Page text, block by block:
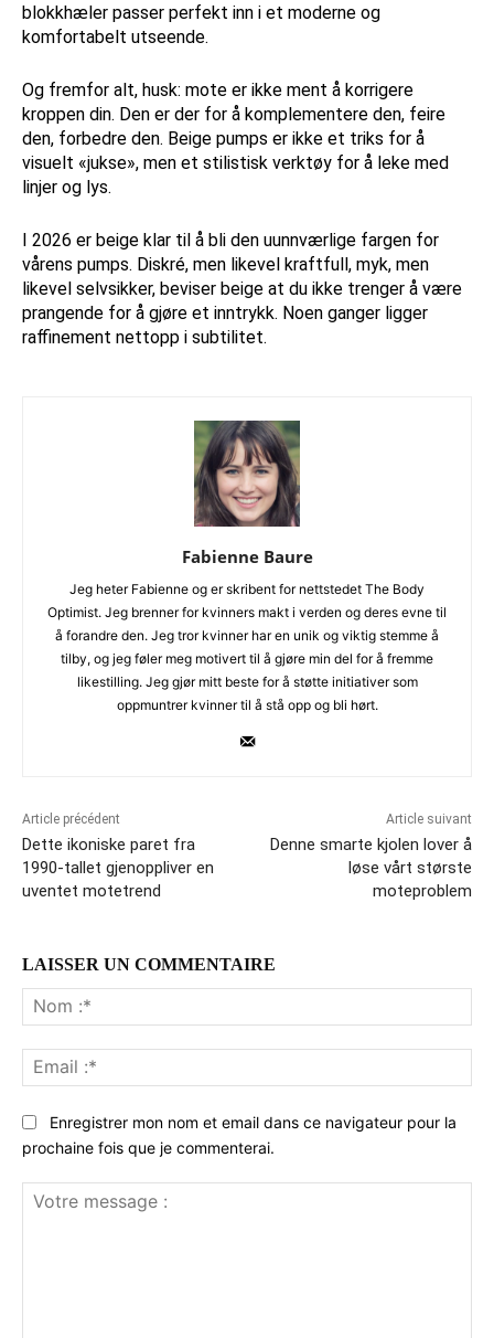
blokkhæler passer perfekt inn i et moderne og
komfortabelt utseende.
Og fremfor alt, husk: mote er ikke ment å korrigere
kroppen din. Den er der for å komplementere den, feire
den, forbedre den. Beige pumps er ikke et triks for å
visuelt «jukse», men et stilistisk verktøy for å leke med
linjer og lys.
I 2026 er beige klar til å bli den uunnværlige fargen for
vårens pumps. Diskré, men likevel kraftfull, myk, men
likevel selvsikker, beviser beige at du ikke trenger å være
prangende for å gjøre et inntrykk. Noen ganger ligger
raffinement nettopp i subtilitet.
Fabienne Baure
Jeg heter Fabienne og er skribent for nettstedet The Body
Optimist. Jeg brenner for kvinners makt i verden og deres evne til
å forandre den. Jeg tror kvinner har en unik og viktig stemme å
tilby, og jeg føler meg motivert til å gjøre min del for å fremme
likestilling. Jeg gjør mitt beste for å støtte initiativer som
oppmuntrer kvinner til å stå opp og bli hørt.
Article précédent
Dette ikoniske paret fra
1990-tallet gjenoppliver en
uventet motetrend
Article suivant
Denne smarte kjolen lover å
løse vårt største
moteproblem
LAISSER UN COMMENTAIRE
:*
:*
Enregistrer mon nom et email dans ce navigateur pour la
prochaine fois que je commenterai.